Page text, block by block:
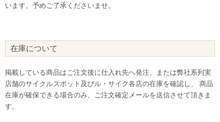
います。予めご了承くださいませ。
在庫について
掲載している商品はご注文後に仕入れ先へ発注、または弊社系列実
店舗のサイクルスポット及びル・サイク各店の在庫を確認し、 商品
在庫が確保できる場合のみ、ご注文確定メールを送信させて頂きま
す。